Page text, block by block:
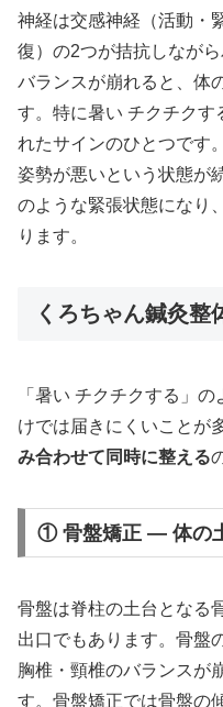
神経は交感神経（活動・
復）の2つが拮抗しなが
バランスが崩れると、体
す。特に暑い チクチクす
れたサインのひとつです
姿勢が悪いという状態が
のような緊張状態になり
ります。
くろちゃん鍼灸整
「暑い チクチクする」
けでは届きにくいことが
み合わせて同時に整える
① 骨盤矯正 — 体の
骨盤は脊柱の土台となる
出口でもあります。骨盤
胸椎・頸椎のバランスが
す。骨盤矯正では骨盤の